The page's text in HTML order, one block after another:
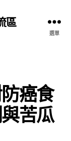
區
選單
癌食
苦瓜